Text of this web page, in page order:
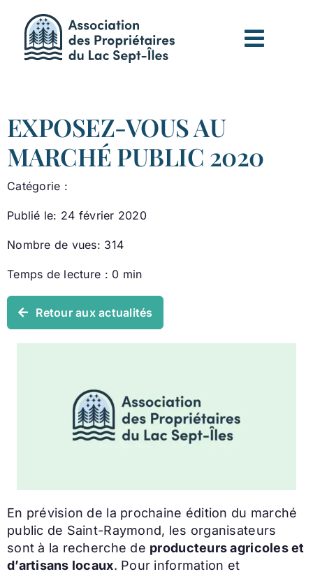
contenu
EXPOSEZ-VOUS AU
MARCHÉ PUBLIC 2020
Catégorie :
Publié le: 24 février 2020
Nombre de vues: 314
Temps de lecture : 0 min
Retour aux actualités
En prévision de la prochaine édition du marché
public de Saint-Raymond, les organisateurs
sont à la recherche de producteurs agricoles et
d’artisans locaux. Pour information et